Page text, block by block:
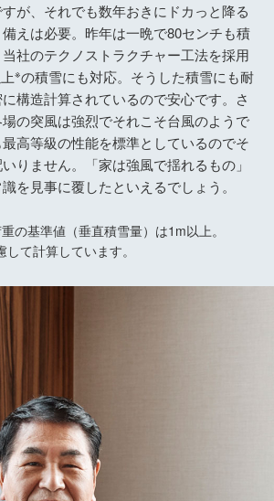
が、それでも数年おきにドカっと降る
えは必要。昨年は一晩で80センチも積
社のテクノストラクチャー工法を採用
※の積雪にも対応。そうした積雪にも耐
構造計算されているので安心です。さ
の突風は強烈でそれこそ台風のようで
高等級の性能を標準としているのでそ
りません。「家は強風で揺れるもの」
を見事に覆したといえるでしょう。
の基準値（垂直積雪量）は1m以上。
て計算しています。